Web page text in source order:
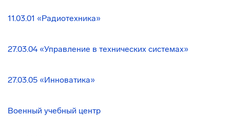
11.03.01 «Радиотехника»
27.03.04 «Управление в технических системах»
27.03.05 «Инноватика»
Военный учебный центр